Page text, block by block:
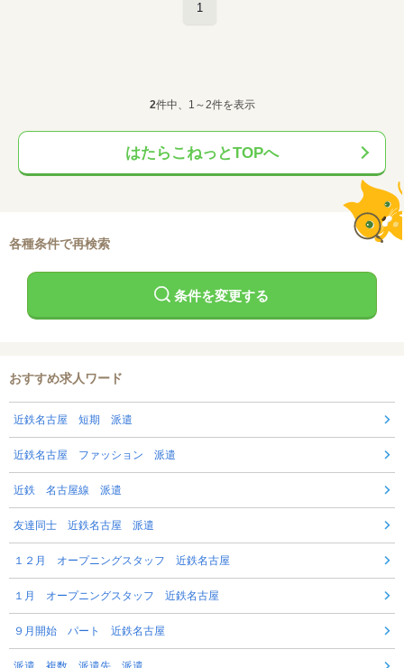
1
2件中、1～2件を表示
はたらこねっとTOPへ
各種条件で再検索
条件を変更する
おすすめ求人ワード
近鉄名古屋 短期 派遣
近鉄名古屋 ファッション 派遣
近鉄 名古屋線 派遣
友達同士 近鉄名古屋 派遣
１２月 オープニングスタッフ 近鉄名古屋
１月 オープニングスタッフ 近鉄名古屋
９月開始 パート 近鉄名古屋